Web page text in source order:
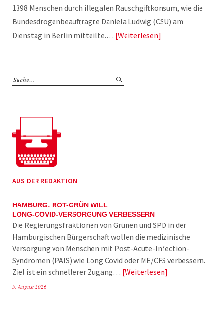
1398 Menschen durch illegalen Rauschgiftkonsum, wie die
Bundesdrogenbeauftragte Daniela Ludwig (CSU) am
Dienstag in Berlin mitteilte.… Weiterlesen
AUS DER REDAKTION
HAMBURG: ROT-GRÜN WILL
LONG-COVID-VERSORGUNG VERBESSERN
Die Regierungsfraktionen von Grünen und SPD in der
Hamburgischen Bürgerschaft wollen die medizinische
Versorgung von Menschen mit Post-Acute-Infection-
Syndromen (PAIS) wie Long Covid oder ME/CFS verbessern.
Ziel ist ein schnellerer Zugang… Weiterlesen
5. August 2026